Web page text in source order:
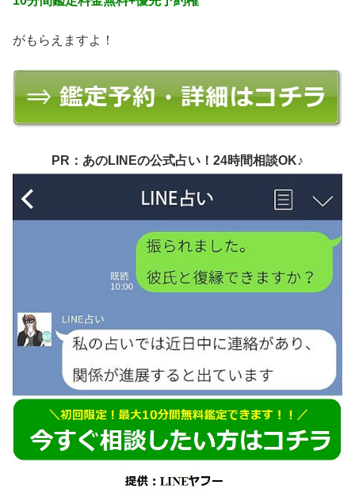
がもらえますよ！
PR：あのLINEの公式占い！24時間相談OK♪